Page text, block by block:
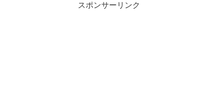
スポンサーリンク